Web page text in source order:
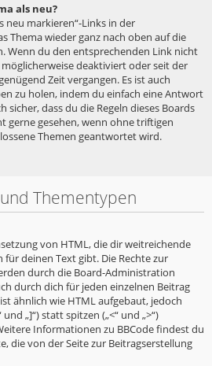
als neu?
neu markieren“-Links in der
Thema wieder ganz nach oben auf die
Wenn du den entsprechenden Link nicht
deaktiviert oder seit der
Zeit vergangen. Es ist auch
zu holen, indem du einfach eine Antwort
sicher, dass du die Regeln dieses Boards
gerne gesehen, wenn ohne triftigen
Themen geantwortet wird.
Thementypen
von HTML, die dir weitreichende
deinen Text gibt. Die Rechte zur
durch die Board-Administration
durch dich für jeden einzelnen Beitrag
ähnlich wie HTML aufgebaut, jedoch
„]“) statt spitzen („<“ und „>“)
Informationen zu BBCode findest du
die von der Seite zur Beitragserstellung